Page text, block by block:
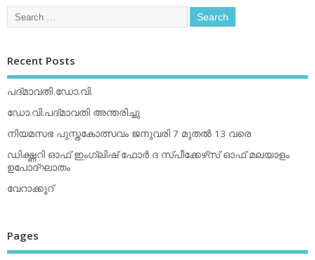
Recent Posts
പദ്മാവതി ഡോ.വി.
ഡോ.വി.പദ്മാവതി അന്തരിച്ചു
നിയമസഭ പുസ്തകോത്സവം ജനുവരി 7 മുതല്‍ 13 വരെ
ഡിക്ഷ്ണറി ഓഫ് ഇംഗ്ലിഷ് ഫോര്‍ ദ സ്പീക്കേഴ്‌സ് ഓഫ് മലയാളം
ഉപോദ്ഘാതം
വേറാക്കൂറ്
Pages